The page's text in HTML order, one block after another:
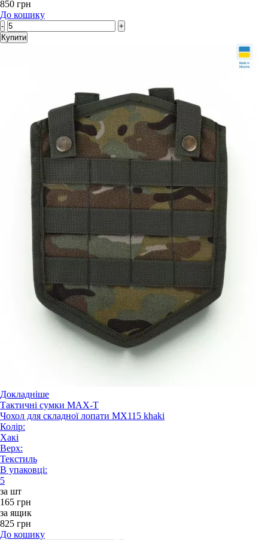
850 грн
До кошику
-
+
Купити
Докладніше
Тактичні сумки MAX-T
Чохол для складної лопати MX115 khaki
Колір:
Хакі
Верх:
Текстиль
В упаковці:
5
за шт
165 грн
за ящик
825 грн
До кошику